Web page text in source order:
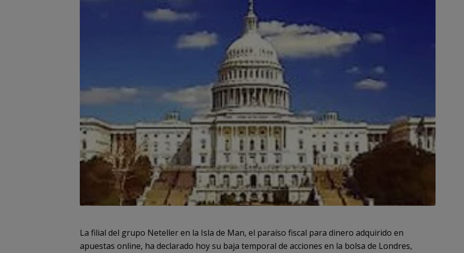
La filial del grupo Neteller en la Isla de Man, el paraíso fiscal para dinero adquirido en
apuestas online, ha declarado hoy su baja temporal de acciones en la bolsa de Londres,